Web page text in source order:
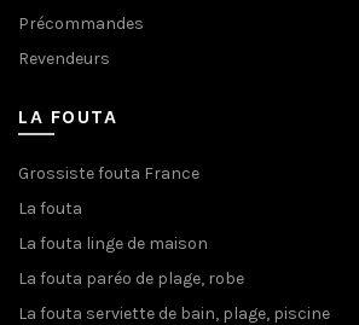
Précommandes
Revendeurs
LA FOUTA
Grossiste fouta France
La fouta
La fouta linge de maison
La fouta paréo de plage, robe
La fouta serviette de bain, plage, piscine